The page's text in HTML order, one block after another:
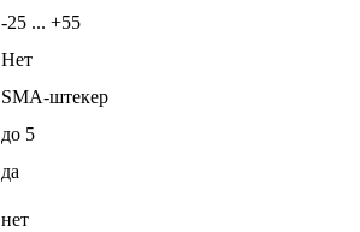
-25 ... +55
Нет
SMA-штекер
до 5
да
нет